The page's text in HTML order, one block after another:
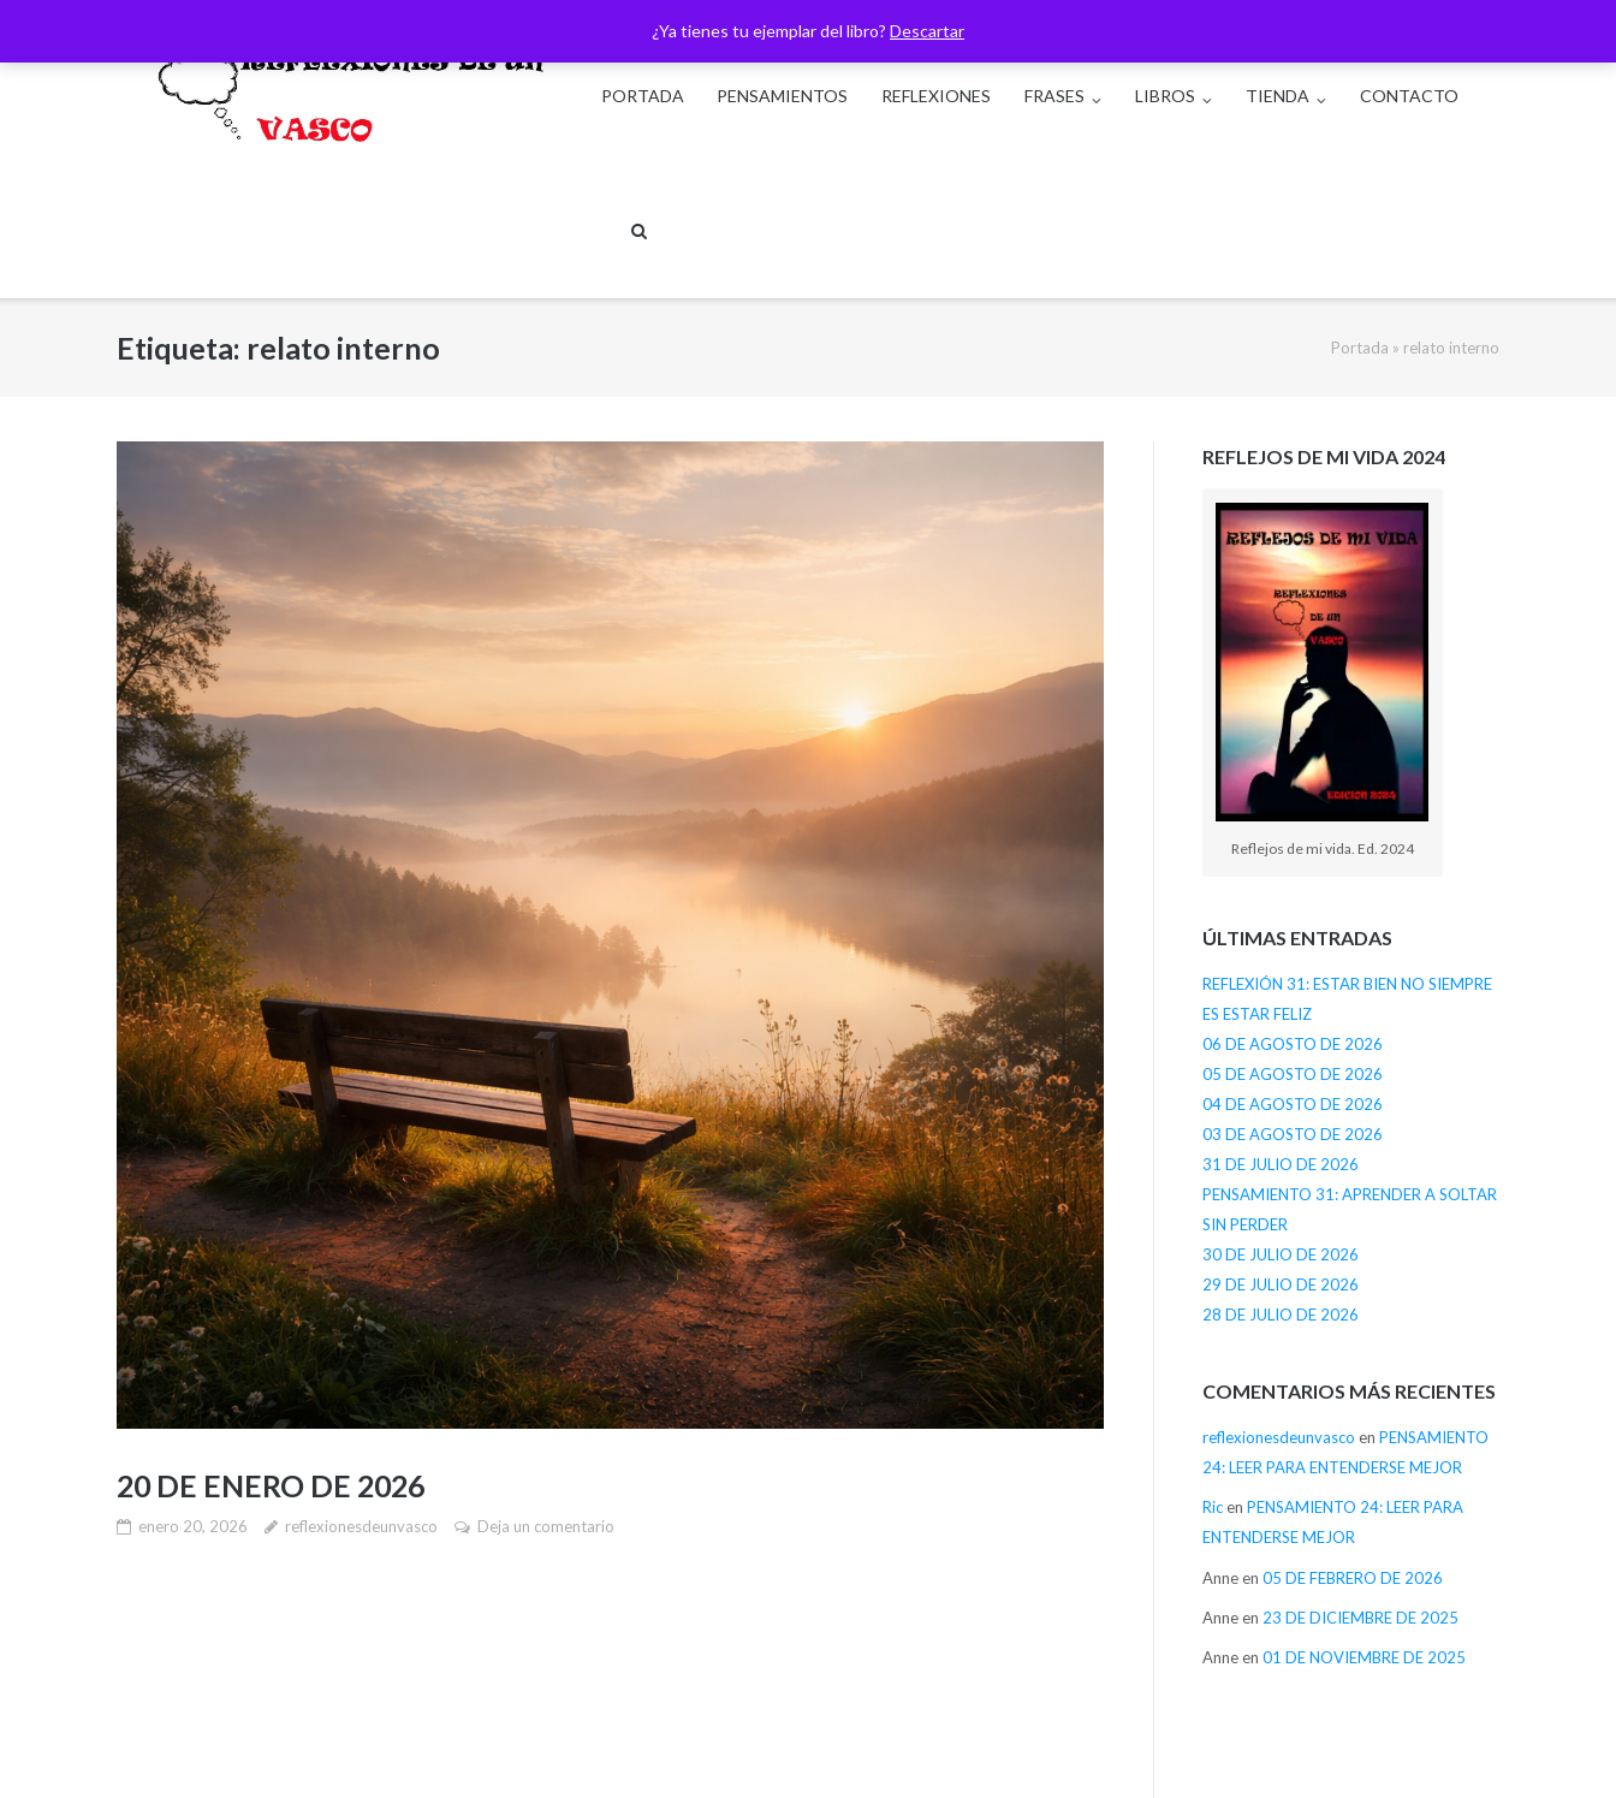
¿Ya tienes tu ejemplar del libro? Descartar
PORTADA
PENSAMIENTOS REFLEXIONES FRASES LIBROS TIENDA CONTACTO
Etiqueta: relato interno Portada » relato interno
20 DE ENERO DE 2026
enero 20, 2026 reflexionesdeunvasco Deja un comentario
REFLEJOS DE MI VIDA 2024
Reflejos de mi vida. Ed. 2024
ÚLTIMAS ENTRADAS
REFLEXIÓN 31: ESTAR BIEN NO SIEMPRE
ES ESTAR FELIZ
06 DE AGOSTO DE 2026
05 DE AGOSTO DE 2026
04 DE AGOSTO DE 2026
03 DE AGOSTO DE 2026
31 DE JULIO DE 2026
PENSAMIENTO 31: APRENDER A SOLTAR
SIN PERDER
30 DE JULIO DE 2026
29 DE JULIO DE 2026
28 DE JULIO DE 2026
COMENTARIOS MÁS RECIENTES
reflexionesdeunvasco en PENSAMIENTO
24: LEER PARA ENTENDERSE MEJOR
Ricen PENSAMIENTO 24: LEER PARA
ENTENDERSE MEJOR
Anneen 05 DE FEBRERO DE 2026
Anneen 23 DE DICIEMBRE DE 2025
Anneen 01 DE NOVIEMBRE DE 2025